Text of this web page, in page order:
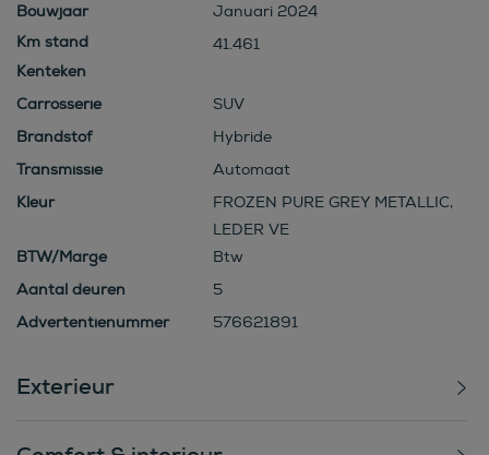
Bouwjaar
Januari 2024
41.461
Kenteken
Carrosserie
SUV
Brandstof
Hybride
Transmissie
Automaat
Kleur
FROZEN PURE GREY METALLIC,
LEDER VE
BTW/Marge
Btw
Aantal deuren
5
Advertentienummer
576621891
Exterieur